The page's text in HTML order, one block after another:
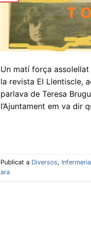
Un matí força
la revista El Llentiscle,
parlava de Teresa
l’Ajuntament em va dir
Publicat a Diversos, Infermeria
ara